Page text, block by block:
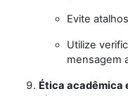
Evite
Utilize
mensagem
Ética acadêmica